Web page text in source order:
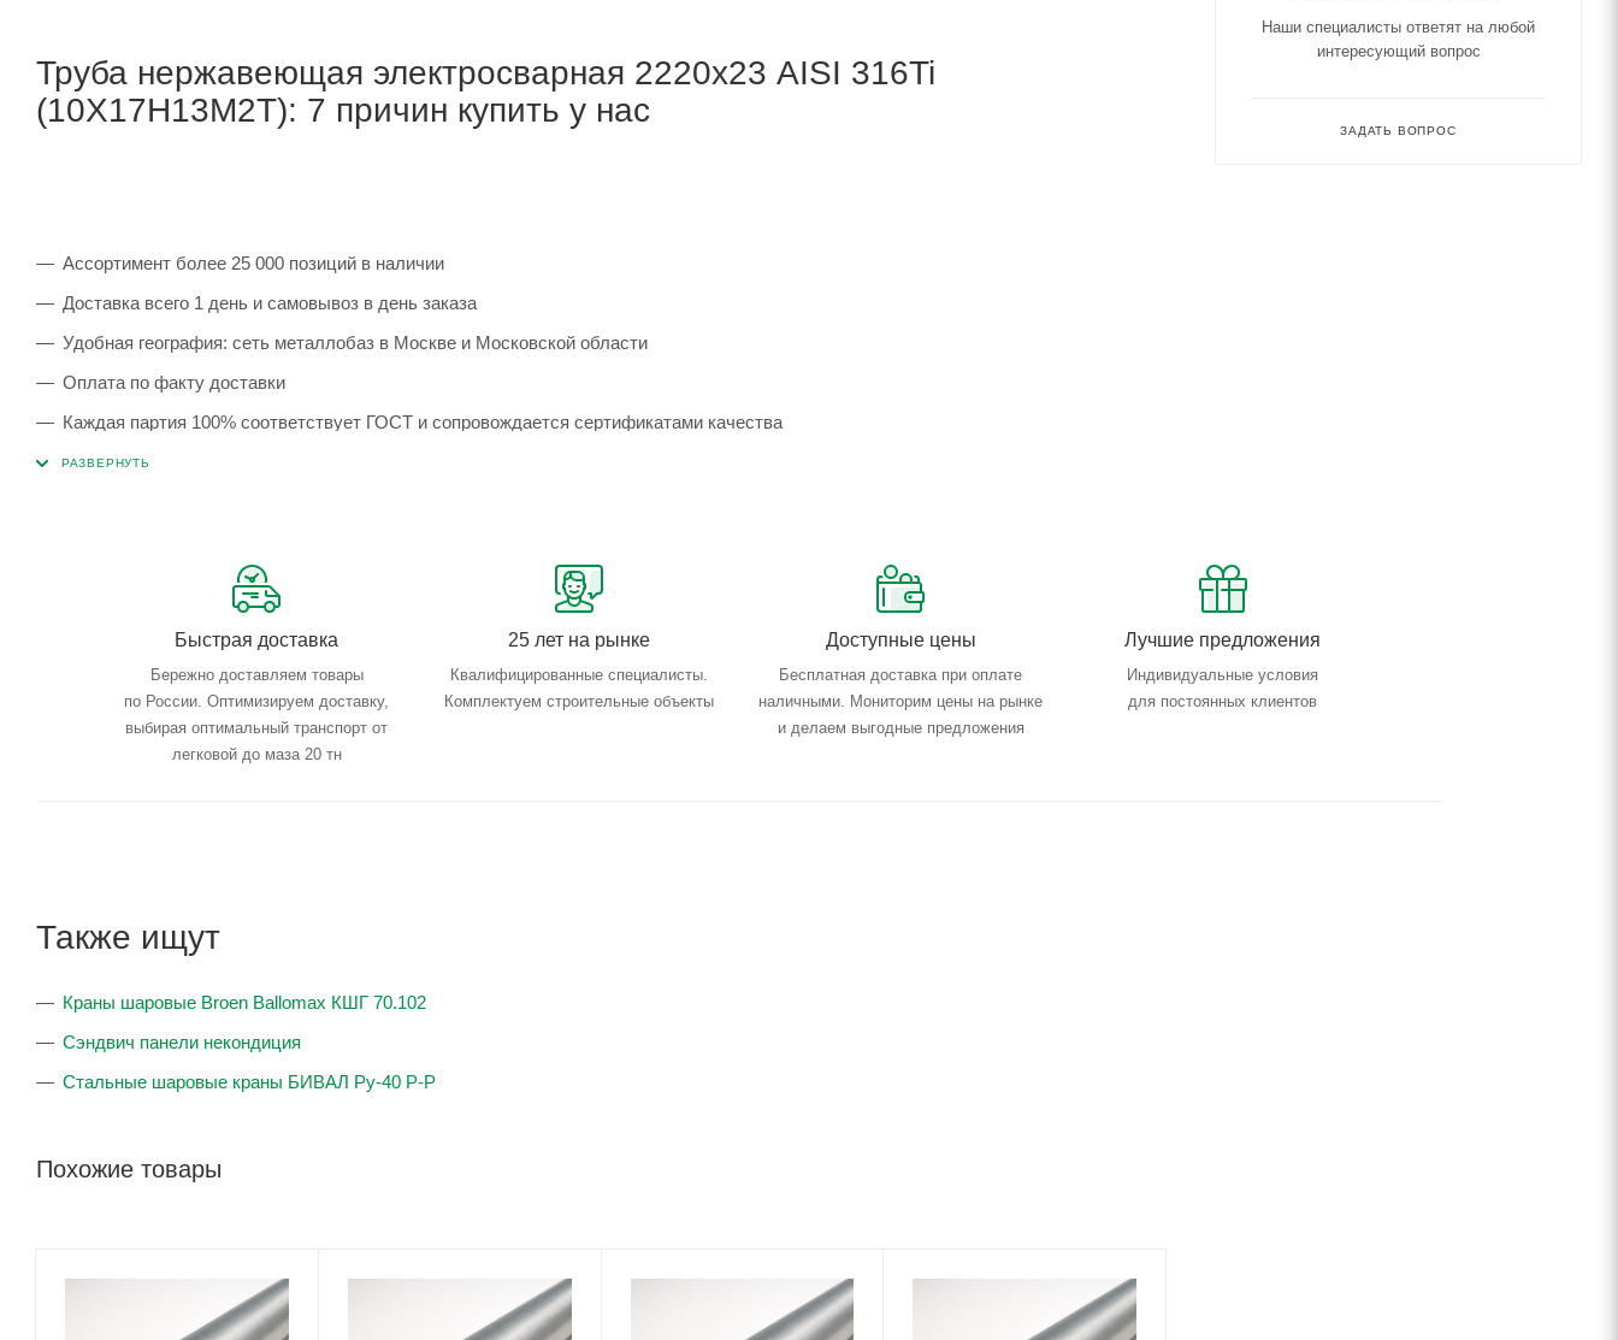
Труба нержавеющая электросварная 2220х23 AISI 316Ti
(10Х17Н13М2Т): 7 причин купить у нас
Ассортимент более 25 000 позиций в наличии
Доставка всего 1 день и самовывоз в день заказа
Удобная география: сеть металлобаз в Москве и Московской области
Оплата по факту доставки
Каждая партия 100% соответствует ГОСТ и сопровождается сертификатами качества
Сервисные услуги: резка, гибка, металлообработка
Быстрая доставка
Бережно доставляем товары
по России. Оптимизируем доставку,
выбирая оптимальный транспорт от
легковой до маза 20 тн
25 лет на рынке
Квалифицированные специалисты.
Комплектуем строительные объекты
Доступные цены
Бесплатная доставка при оплате
наличными. Мониторим цены на рынке
и делаем выгодные предложения
Лучшие предложения
Индивидуальные условия
для постоянных клиентов
Также ищут
Краны шаровые Broen Ballomax КШГ 70.102
Сэндвич панели некондиция
Стальные шаровые краны БИВАЛ Ру-40 Р-Р
Похожие товары
Наши специалисты ответят на любой
интересующий вопрос
ЗАДАТЬ ВОПРОС